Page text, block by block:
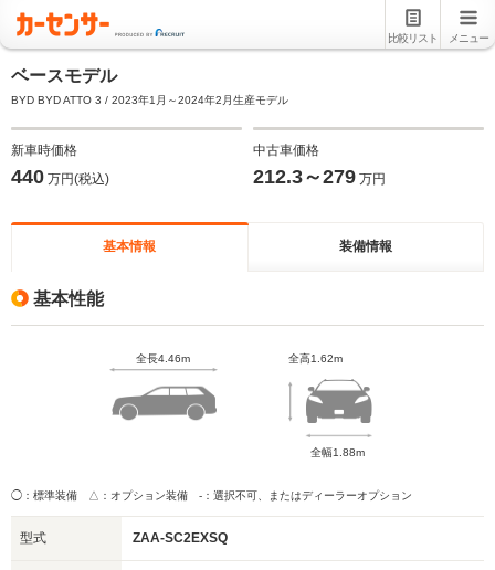
比較リスト メニュー
ベースモデル
BYD BYD ATTO 3 / 2023年1月～2024年2月生産モデル
新車時価格
440 万円(税込)
中古車価格
212.3～279 万円
基本情報 装備情報
基本性能
全長4.46m 全高1.62m
全幅1.88m
◯：標準装備 △：オプション装備 -：選択不可、またはディーラーオプション
型式 ZAA-SC2EXSQ